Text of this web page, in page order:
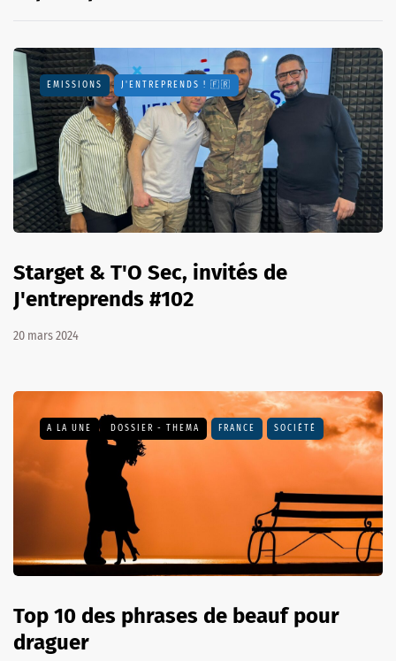
EMISSIONS J'ENTREPRENDS ! 🇫🇷
Starget & T'O Sec, invités de
J'entreprends #102
20 mars 2024
A LA UNE DOSSIER - THEMA FRANCE SOCIÉTÉ
Top 10 des phrases de beauf pour
draguer